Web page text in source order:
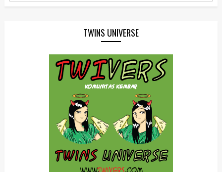
TWINS UNIVERSE